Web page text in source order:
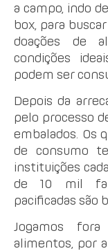
a campo, indo
box, para
doações de
condições
podem ser
Depois da
pelo processo
embalados. Os
de consumo
instituições
de 10 mil
pacificadas são
Jogamos
alimentos, por